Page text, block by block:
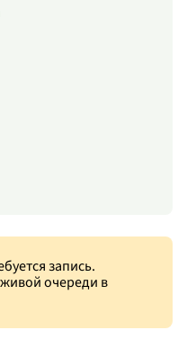
запись.
очереди в